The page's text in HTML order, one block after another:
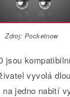
Zdroj: Pocketnow
jsou
vyvolá
jedno nabití